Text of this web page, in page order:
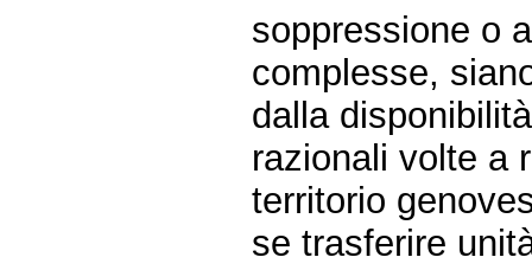
soppressione o
complesse,
dalla
razionali volte a
territorio
se trasferire